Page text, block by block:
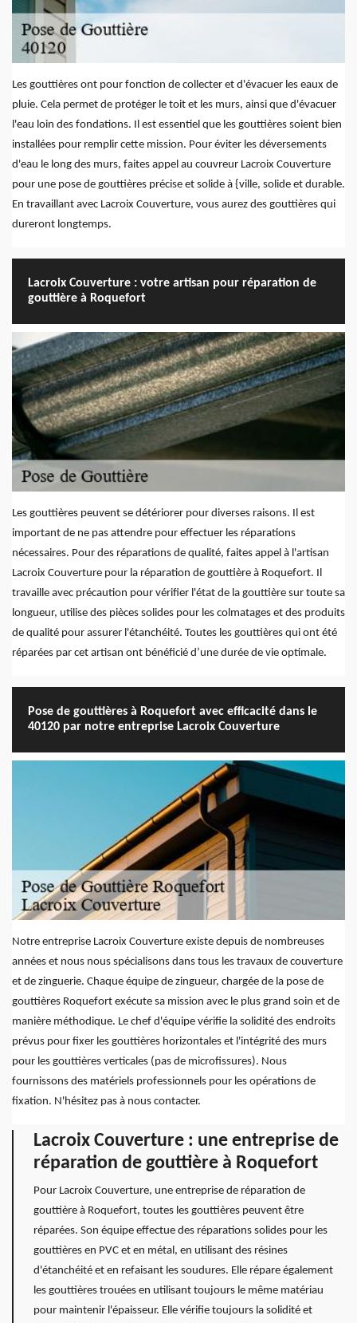
Les gouttières ont pour fonction de collecter et d'évacuer les eaux de
pluie. Cela permet de protéger le toit et les murs, ainsi que d'évacuer
l'eau loin des fondations. Il est essentiel que les gouttières soient bien
installées pour remplir cette mission. Pour éviter les déversements
d'eau le long des murs, faites appel au couvreur Lacroix Couverture
pour une pose de gouttières précise et solide à {ville, solide et durable.
En travaillant avec Lacroix Couverture, vous aurez des gouttières qui
dureront longtemps.
Lacroix Couverture : votre artisan pour réparation de
gouttière à Roquefort
Les gouttières peuvent se détériorer pour diverses raisons. Il est
important de ne pas attendre pour effectuer les réparations
nécessaires. Pour des réparations de qualité, faites appel à l'artisan
Lacroix Couverture pour la réparation de gouttière à Roquefort. Il
travaille avec précaution pour vérifier l'état de la gouttière sur toute sa
longueur, utilise des pièces solides pour les colmatages et des produits
de qualité pour assurer l'étanchéité. Toutes les gouttières qui ont été
réparées par cet artisan ont bénéficié d’une durée de vie optimale.
Pose de gouttières à Roquefort avec efficacité dans le
40120 par notre entreprise Lacroix Couverture
Notre entreprise Lacroix Couverture existe depuis de nombreuses
années et nous nous spécialisons dans tous les travaux de couverture
et de zinguerie. Chaque équipe de zingueur, chargée de la pose de
gouttières Roquefort exécute sa mission avec le plus grand soin et de
manière méthodique. Le chef d'équipe vérifie la solidité des endroits
prévus pour fixer les gouttières horizontales et l'intégrité des murs
pour les gouttières verticales (pas de microfissures). Nous
fournissons des matériels professionnels pour les opérations de
fixation. N'hésitez pas à nous contacter.
Lacroix Couverture : une entreprise de
réparation de gouttière à Roquefort
Pour Lacroix Couverture, une entreprise de réparation de
gouttière à Roquefort, toutes les gouttières peuvent être
réparées. Son équipe effectue des réparations solides pour les
gouttières en PVC et en métal, en utilisant des résines
d'étanchéité et en refaisant les soudures. Elle répare également
les gouttières trouées en utilisant toujours le même matériau
pour maintenir l'épaisseur. Elle vérifie toujours la solidité et